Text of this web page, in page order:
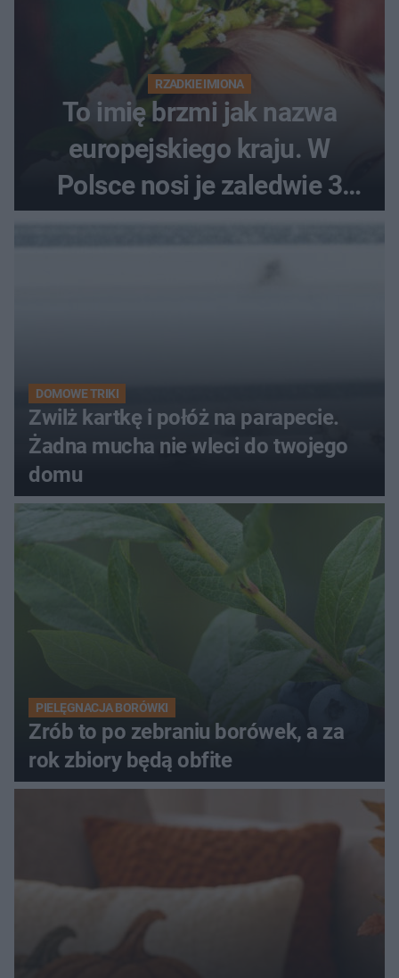
RZADKIE IMIONA
To imię brzmi jak nazwa
europejskiego kraju. W
Polsce nosi je zaledwie 3
kobiety
DOMOWE TRIKI
Zwilż kartkę i połóż na parapecie.
Żadna mucha nie wleci do twojego
domu
PIELĘGNACJA BORÓWKI
Zrób to po zebraniu borówek, a za
rok zbiory będą obfite